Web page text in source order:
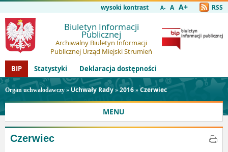
wysoki kontrast A- A A+ RSS
Biuletyn Informacji
Publicznej
Archiwalny Biuletyn Informacji
Publicznej Urząd Miejski Strumień
BIP
Statystyki Deklaracja dostępności
Organ uchwałodawczy » Uchwały Rady»2016»Czerwiec
MENU
Czerwiec